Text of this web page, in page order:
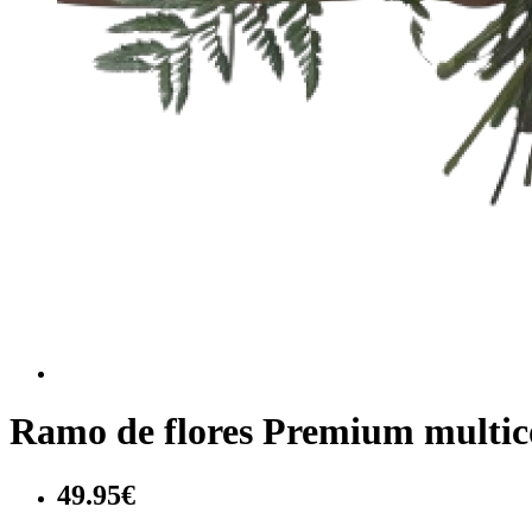
Ramo de flores Premium
49.95€